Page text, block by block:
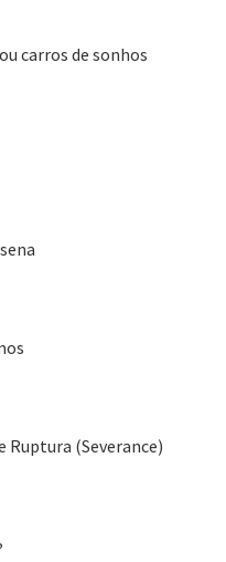
carros de sonhos
(Severance)